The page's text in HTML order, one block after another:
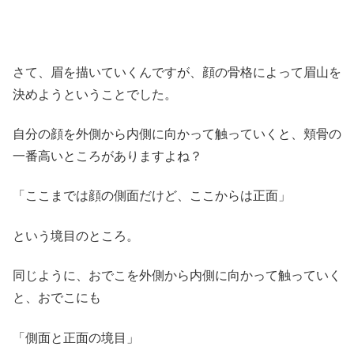
さて、眉を描いていくんですが、顔の骨格によって眉山を
決めようということでした。
自分の顔を外側から内側に向かって触っていくと、頬骨の
一番高いところがありますよね？
「ここまでは顔の側面だけど、ここからは正面」
という境目のところ。
同じように、おでこを外側から内側に向かって触っていく
と、おでこにも
「側面と正面の境目」